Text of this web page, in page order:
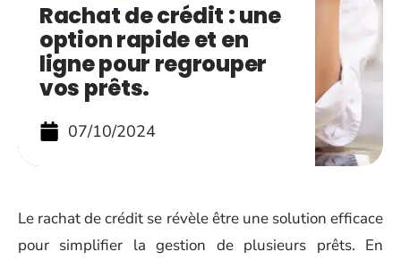
Rachat de crédit : une
option rapide et en
ligne pour regrouper
vos prêts.
07/10/2024
Le rachat de crédit se révèle être une solution efficace
pour simplifier la gestion de plusieurs prêts. En